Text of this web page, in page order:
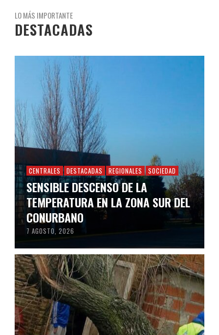
LO MÁS IMPORTANTE
DESTACADAS
CENTRALES DESTACADAS REGIONALES SOCIEDAD
SENSIBLE DESCENSO DE LA
TEMPERATURA EN LA ZONA SUR DEL
CONURBANO
7 AGOSTO, 2026